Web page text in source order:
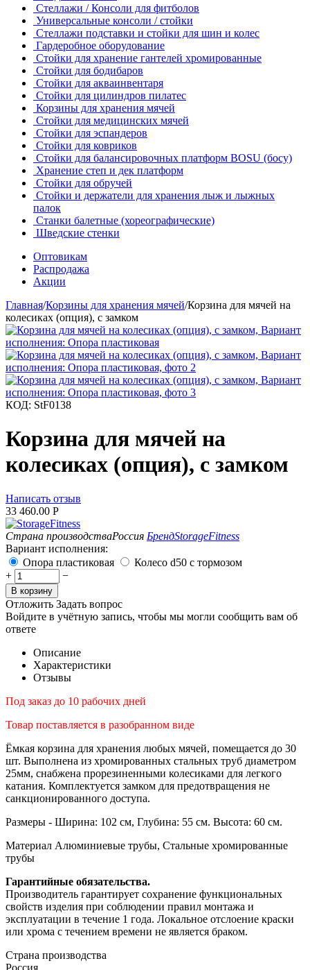
Стеллажи / Консоли для фитболов
Универсальные консоли / стойки
Стеллажи подставки и стойки для шин и колес
Гардеробное оборудование
Стойки для хранение гантелей хромированные
Стойки для бодибаров
Стойки для акваинвентаря
Стойки для цилиндров пилатес
Корзины для хранения мячей
Стойки для медицинских мячей
Стойки для эспандеров
Стойки для ковриков
Стойки для балансировочных платформ BOSU (босу)
Хранение степ и дек платформ
Стойки для обручей
Стойки и держатели для хранения лыж и лыжных
палок
Станки балетные (хореографические)
Шведские стенки
Оптовикам
Распродажа
Акции
Главная/Корзины для хранения мячей/Корзина для мячей на
колесиках (опция), с замком
КОД: StF0138
Корзина для мячей на
колесиках (опция), с замком
Написать отзыв
33 460.00 Р
Страна производстваРоссия БрендStorageFitness
Вариант исполнения:
Опора пластиковая
Колесо d50 с тормозом
+
−
В корзину
Отложить Задать вопрос
Войдите в учётную запись, чтобы мы могли сообщить вам об
ответе
Описание
Характеристики
Отзывы
Под заказ до 10 рабочих дней
Товар поставляется в разобранном виде
Ёмкая корзина для хранения любых мячей, помещается до 30
шт. Выполнена из хромированных стальных труб диаметром
25мм, снабжена прорезиненными колесиками для легкого
катания. Комплектуется замком для предотвращения не
санкционированного доступа.
Размеры - Ширина: 102 см, Глубина: 55 см. Высота: 60 см.
Материал Алюминиевые трубы, Стальные хромированные
трубы
Гарантийные обязательства.
Производитель гарантирует сохранение функциональных
свойств изделия при соблюдении правил монтажа и
эксплуатации в течение 1 года. Локальное отслоение краски
или хрома с течением времени не является браком.
Страна производства
Россия